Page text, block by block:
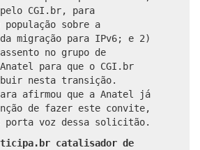
CGI.br, para
sobre a
migração para IPv6; e 2)
no grupo de
para que o CGI.br
nesta transição.
afirmou que a Anatel já
de fazer este convite,
porta voz dessa solicitão.
catalisador de